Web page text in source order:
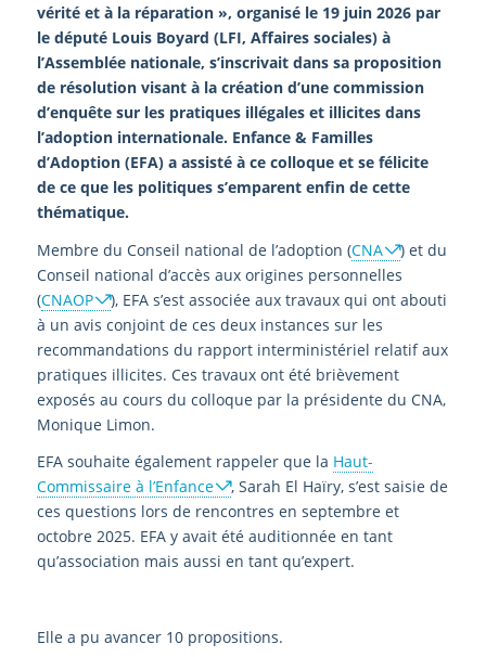
vérité et à la réparation », organisé le 19 juin 2026 par
le député Louis Boyard (LFI, Affaires sociales) à
l’Assemblée nationale, s’inscrivait dans sa proposition
de résolution visant à la création d’une commission
d’enquêtesur les pratiques illégales et illicites dans
l’adoption internationale. Enfance & Familles
d’Adoption (EFA) a assisté à ce colloque et se félicite
de ce que les politiques s’emparent enfin de cette
thématique.
Membre du Conseil national de l’adoption (CNA
) et du
Conseil national d’accès aux origines personnelles
(CNAOP
), EFA s’est associée aux travaux qui ont abouti
à un avis conjoint de ces deux instances sur les
recommandations du rapport interministériel relatif aux
pratiques illicites. Ces travaux ont été brièvement
exposés au cours du colloque par la présidente du CNA,
Monique Limon.
EFA souhaite également rappeler que la Haut-
Commissaire à l’Enfance
, Sarah El Haïry, s’est saisie de
ces questions lors de rencontres en septembre et
octobre 2025. EFA y avait été auditionnée en tant
qu’association mais aussi en tant qu’expert.
Elle a pu avancer 10 propositions.